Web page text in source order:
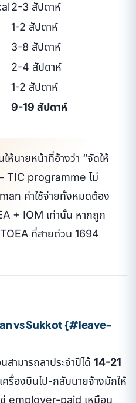
2-3 สัปดาห์
1-2 สัปดาห์
3-8 สัปดาห์
2-4 สัปดาห์
1-2 สัปดาห์
9-19 สัปดาห์
ให้นายหน้าที่อ้างว่า “จัดให้
TIC programme ไม่
ค่าใช้จ่ายทั้งหมดต้อง
+ IOM เท่านั้น หากถูก
TOEA ที่สายด่วน 1694
vs Sukkot {#leave-
ามารถลาประจำปีได้ 14-21
รื่องบินไป-กลับนายจ้างมักให้
ช่ employer-paid เหมือน